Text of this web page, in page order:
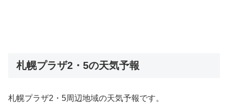
札幌プラザ2・5の天気予報
札幌プラザ2・5周辺地域の天気予報です。